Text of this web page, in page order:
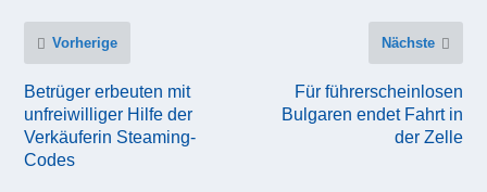
Vorherige
Betrüger erbeuten mit
unfreiwilliger Hilfe der
Verkäuferin Steaming-
Codes
Nächste
Für führerscheinlosen
Bulgaren endet Fahrt in
der Zelle